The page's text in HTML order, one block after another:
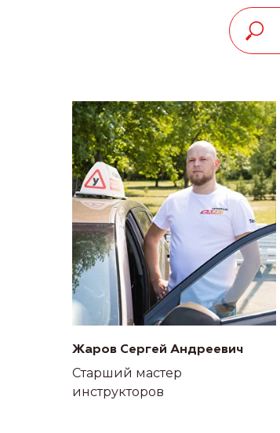
Жаров Сергей Андреевич
Старший мастер
инструкторов